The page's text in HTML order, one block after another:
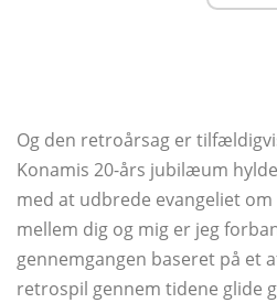
Og den retroårsag er
Konamis 20-års jubilæum
med at udbrede evangeliet
mellem dig og mig er jeg
gennemgangen baseret på et
retrospil gennem tidene glide